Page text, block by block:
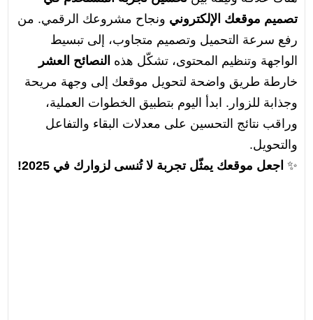
تصميم موقعك الإلكتروني ونجاح مشروعك الرقمي. من
رفع سرعة التحميل وتصميم متجاوب، إلى تبسيط
الواجهة وتنظيم المحتوى، تشكّل هذه النصائح العشر
خارطة طريق واضحة لتحويل موقعك إلى وجهة مريحة
وجذابة للزوار. ابدأ اليوم بتطبيق الخطوات العملية،
وراقب نتائج التحسين على معدلات البقاء والتفاعل
والتحويل.
✨ اجعل موقعك يمثّل تجربة لا تُنسى لزوارك في 2025!